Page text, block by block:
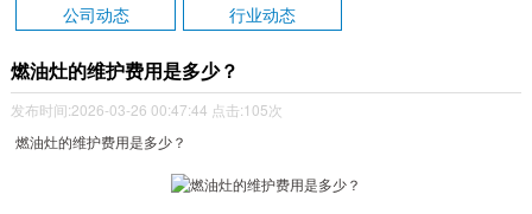
公司动态 行业动态
燃油灶的维护费用是多少？
发布时间:2026-03-26 00:47:44 点击:105次
燃油灶的维护费用是多少？